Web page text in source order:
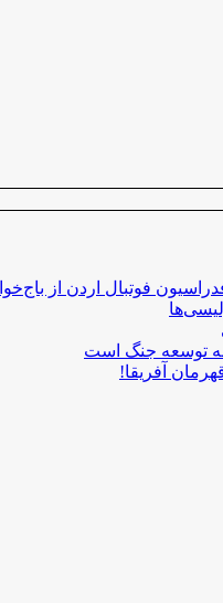
فوتبال اردن از
توسعه جنگ است